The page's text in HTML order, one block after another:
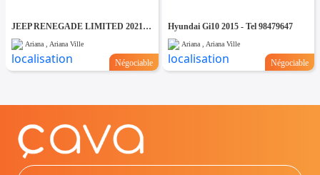
JEEP RENEGADE LIMITED 2021 - TEL 98479647
Ariana , Ariana Ville
Négociable
Hyundai Gi10 2015 - Tel 98479647
Ariana , Ariana Ville
Négociable